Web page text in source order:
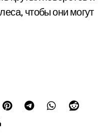
чтобы они могут